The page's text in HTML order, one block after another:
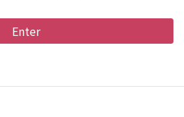
Enter